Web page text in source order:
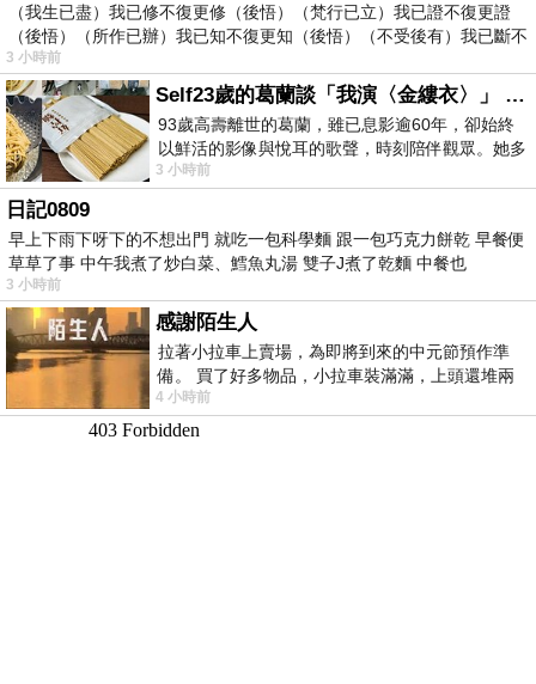
（我生已盡）我已修不復更修（後悟）（梵行已立）我已證不復更證
（後悟）（所作已辦）我已知不復更知（後悟）（不受後有）我已斷不
復
3 小時前
Self23歲的葛蘭談「我演〈金縷衣〉」 #戀上老電影 #粟子 #葛蘭
93歲高壽離世的葛蘭，雖已息影逾60年，卻始終
以鮮活的影像與悅耳的歌聲，時刻陪伴觀眾。她多
才多藝、陽光開朗的形象，不僅保留在電影
3 小時前
日記0809
早上下雨下呀下的不想出門 就吃一包科學麵 跟一包巧克力餅乾 早餐便
草草了事 中午我煮了炒白菜、鱈魚丸湯 雙子J煮了乾麵 中餐也
3 小時前
感謝陌生人
拉著小拉車上賣場，為即將到來的中元節預作準
備。 買了好多物品，小拉車裝滿滿，上頭還堆兩
紙箱。 雖辛苦了點，這點程度我一個人搬
4 小時前